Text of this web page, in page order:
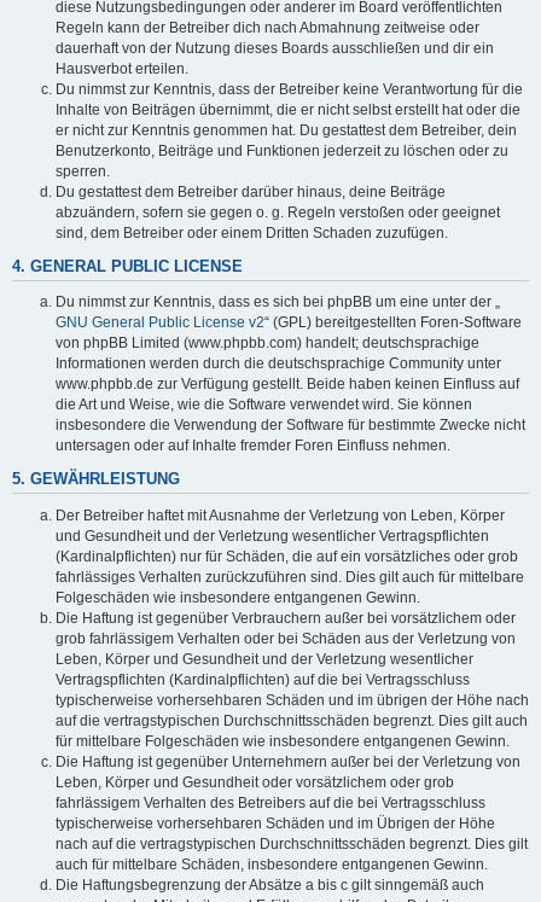
diese Nutzungsbedingungen oder anderer im Board veröffentlichten
Regeln kann der Betreiber dich nach Abmahnung zeitweise oder
dauerhaft von der Nutzung dieses Boards ausschließen und dir ein
Hausverbot erteilen.
Du nimmst zur Kenntnis, dass der Betreiber keine Verantwortung für die
Inhalte von Beiträgen übernimmt, die er nicht selbst erstellt hat oder die
er nicht zur Kenntnis genommen hat. Du gestattest dem Betreiber, dein
Benutzerkonto, Beiträge und Funktionen jederzeit zu löschen oder zu
sperren.
Du gestattest dem Betreiber darüber hinaus, deine Beiträge
abzuändern, sofern sie gegen o. g. Regeln verstoßen oder geeignet
sind, dem Betreiber oder einem Dritten Schaden zuzufügen.
4. GENERAL PUBLIC LICENSE
Du nimmst zur Kenntnis, dass es sich bei phpBB um eine unter der „
GNU General Public License v2“ (GPL) bereitgestellten Foren-Software
von phpBB Limited (www.phpbb.com) handelt; deutschsprachige
Informationen werden durch die deutschsprachige Community unter
www.phpbb.de zur Verfügung gestellt. Beide haben keinen Einfluss auf
die Art und Weise, wie die Software verwendet wird. Sie können
insbesondere die Verwendung der Software für bestimmte Zwecke nicht
untersagen oder auf Inhalte fremder Foren Einfluss nehmen.
5. GEWÄHRLEISTUNG
Der Betreiber haftet mit Ausnahme der Verletzung von Leben, Körper
und Gesundheit und der Verletzung wesentlicher Vertragspflichten
(Kardinalpflichten) nur für Schäden, die auf ein vorsätzliches oder grob
fahrlässiges Verhalten zurückzuführen sind. Dies gilt auch für mittelbare
Folgeschäden wie insbesondere entgangenen Gewinn.
Die Haftung ist gegenüber Verbrauchern außer bei vorsätzlichem oder
grob fahrlässigem Verhalten oder bei Schäden aus der Verletzung von
Leben, Körper und Gesundheit und der Verletzung wesentlicher
Vertragspflichten (Kardinalpflichten) auf die bei Vertragsschluss
typischerweise vorhersehbaren Schäden und im übrigen der Höhe nach
auf die vertragstypischen Durchschnittsschäden begrenzt. Dies gilt auch
für mittelbare Folgeschäden wie insbesondere entgangenen Gewinn.
Die Haftung ist gegenüber Unternehmern außer bei der Verletzung von
Leben, Körper und Gesundheit oder vorsätzlichem oder grob
fahrlässigem Verhalten des Betreibers auf die bei Vertragsschluss
typischerweise vorhersehbaren Schäden und im Übrigen der Höhe
nach auf die vertragstypischen Durchschnittsschäden begrenzt. Dies gilt
auch für mittelbare Schäden, insbesondere entgangenen Gewinn.
Die Haftungsbegrenzung der Absätze a bis c gilt sinngemäß auch